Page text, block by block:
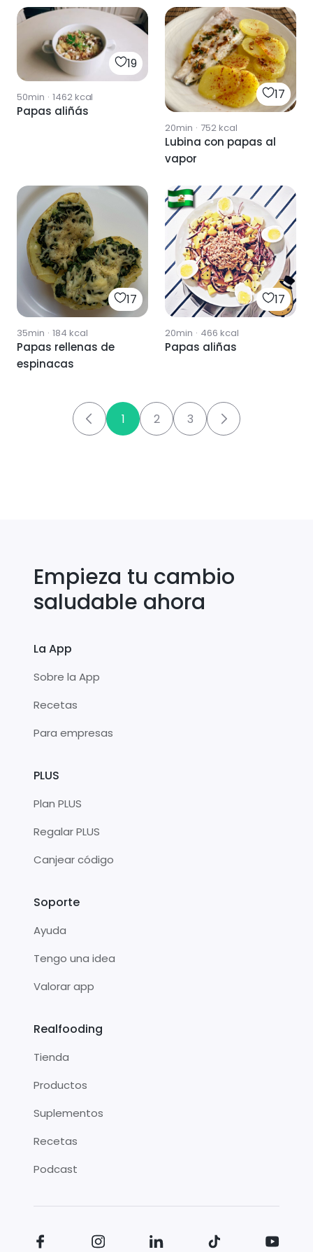
19
50min · 1462kcal
Papas aliñás
17
20min · 752kcal
Lubina con papas al
vapor
17
35min · 184 kcal
Papas rellenas de
espinacas
17
20min · 466 kcal
Papas aliñas
1 2 3
Empieza tu cambio
saludable ahora
La App
Sobre la App
Recetas
Para empresas
PLUS
Plan PLUS
Regalar PLUS
Canjear código
Soporte
Ayuda
Tengo una idea
Valorar app
Realfooding
Tienda
Productos
Suplementos
Recetas
Podcast